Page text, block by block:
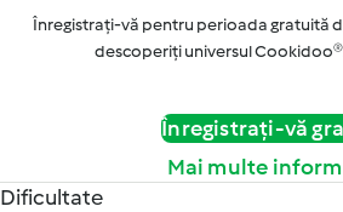
Înregistrați-vă pentru perioada gratuită
descoperiți universul
Înregistrați-vă
Mai multe
Dificultate